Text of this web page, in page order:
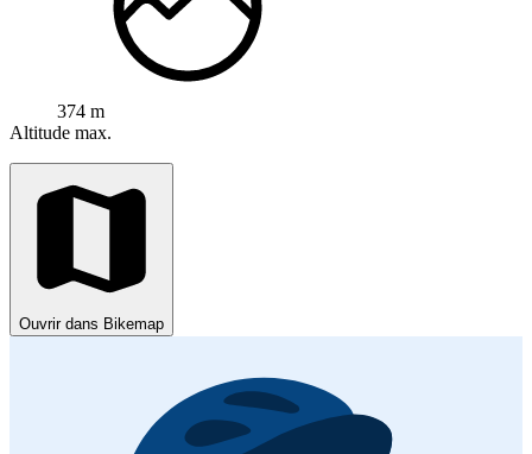
374 m
Altitude max.
Ouvrir dans Bikemap